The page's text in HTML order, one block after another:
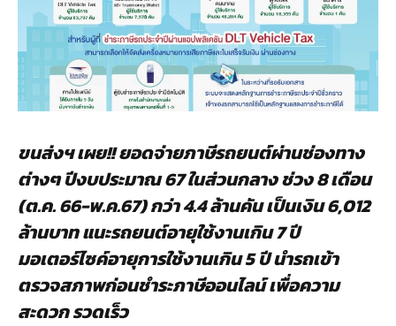
ขนส่งฯ เผย!! ยอดจ่ายภาษีรถยนต์ผ่านช่องทาง
ต่างๆ ปีงบประมาณ 67 ในส่วนกลาง ช่วง 8 เดือน
(ต.ค. 66-พ.ค.67) กว่า 4.4 ล้านคัน เป็นเงิน 6,012
ล้านบาท แนะรถยนต์อายุใช้งานเกิน 7 ปี
มอเตอร์ไซค์อายุการใช้งานเกิน 5 ปี นำรถเข้า
ตรวจสภาพก่อนชำระภาษีออนไลน์ เพื่อความ
สะดวก รวดเร็ว